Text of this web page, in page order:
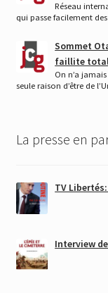
Réseau
qui passe facilement
Sommet
faillite
On n’a
seule raison d’être de
La presse en
TV
Interview